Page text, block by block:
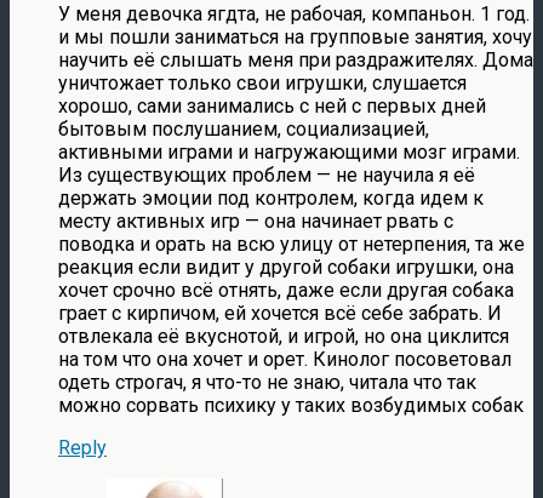
У меня девочка ягдта, не рабочая, компаньон. 1 год.
и мы пошли заниматься на групповые занятия, хочу
научить её слышать меня при раздражителях. Дома
уничтожает только свои игрушки, слушается
хорошо, сами занимались с ней с первых дней
бытовым послушанием, социализацией,
активными играми и нагружающими мозг играми.
Из существующих проблем — не научила я её
держать эмоции под контролем, когда идем к
месту активных игр — она начинает рвать с
поводка и орать на всю улицу от нетерпения, та же
реакция если видит у другой собаки игрушки, она
хочет срочно всё отнять, даже если другая собака
грает с кирпичом, ей хочется всё себе забрать. И
отвлекала её вкуснотой, и игрой, но она циклится
на том что она хочет и орет. Кинолог посоветовал
одеть строгач, я что-то не знаю, читала что так
можно сорвать психику у таких возбудимых собак
Reply